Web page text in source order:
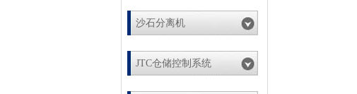
沙石分离机
JTC仓储控制系统